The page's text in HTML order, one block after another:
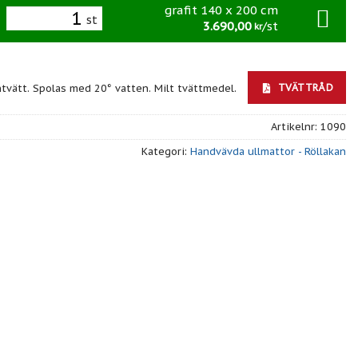
st
grafit 140 x 200 cm
3.690,00 kr/st
Spolas med 20° vatten. Milt tvättmedel. TVÄTTRÅD
Artikelnr: 1090
Kategori: Handvävda ullmattor - Röllakan